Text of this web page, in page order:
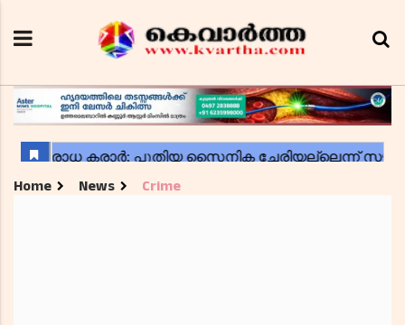
Home News Crime